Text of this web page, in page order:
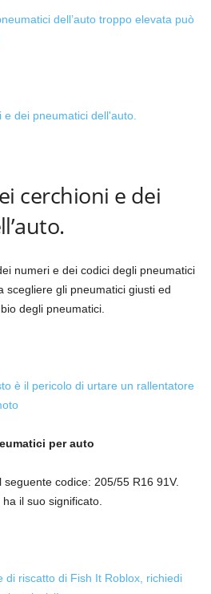
dell’auto troppo elevata può
cerchioni e dei
numeri e dei codici degli pneumatici
scegliere gli pneumatici giusti ed
degli pneumatici.
è il pericolo di urtare un rallentatore
per auto
codice: 205/55 R16 91V.
il suo significato.
di riscatto di Fish It Roblox, richiedi